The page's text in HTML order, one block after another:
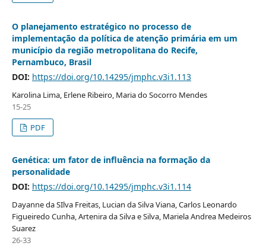
O planejamento estratégico no processo de
implementação da política de atenção primária em um
município da região metropolitana do Recife,
Pernambuco, Brasil
DOI: https://doi.org/10.14295/jmphc.v3i1.113
Karolina Lima, Erlene Ribeiro, Maria do Socorro Mendes
15-25
PDF
Genética: um fator de influência na formação da
personalidade
DOI: https://doi.org/10.14295/jmphc.v3i1.114
Dayanne da SIlva Freitas, Lucian da Silva Viana, Carlos Leonardo
Figueiredo Cunha, Artenira da Silva e Silva, Mariela Andrea Medeiros
Suarez
26-33